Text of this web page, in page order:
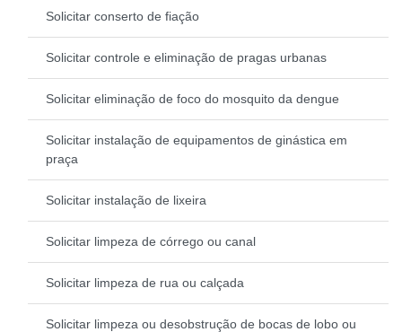
Solicitar conserto de fiação
Solicitar controle e eliminação de pragas urbanas
Solicitar eliminação de foco do mosquito da dengue
Solicitar instalação de equipamentos de ginástica em
praça
Solicitar instalação de lixeira
Solicitar limpeza de córrego ou canal
Solicitar limpeza de rua ou calçada
Solicitar limpeza ou desobstrução de bocas de lobo ou